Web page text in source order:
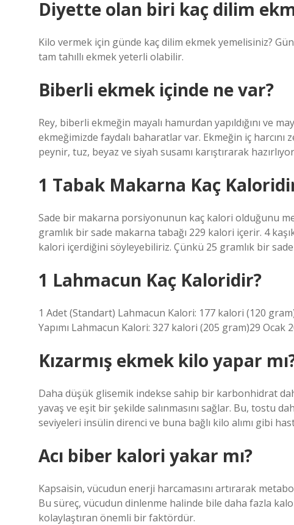
Diyette olan biri kaç dilim
Kilo vermek için günde kaç dilim ekmek yemelisiniz?
tam tahıllı ekmek yeterli olabilir.
Biberli ekmek içinde ne var?
Rey, biberli ekmeğin mayalı hamurdan yapıldığını ve
ekmeğimizde faydalı baharatlar var. Ekmeğin iç harcını
peynir, tuz, beyaz ve siyah susamı karıştırarak
1 Tabak Makarna Kaç
Sade bir makarna porsiyonunun kaç kalori olduğunu
gramlık bir sade makarna tabağı 229 kalori içerir. 4
kalori içerdiğini söyleyebiliriz. Çünkü 25 gramlık bir
1 Lahmacun Kaç Kaloridir?
1 Adet (Standart) Lahmacun Kalori: 177 kalori (120
Yapımı Lahmacun Kalori: 327 kalori (205 gram)29 Ocak
Kızarmış ekmek kilo yapar
Daha düşük glisemik indekse sahip bir karbonhidrat
yavaş ve eşit bir şekilde salınmasını sağlar. Bu, tostu
seviyeleri insülin direnci ve buna bağlı kilo alımı gibi
Acı biber kalori yakar mı?
Kapsaisin, vücudun enerji harcamasını artırarak
Bu süreç, vücudun dinlenme halinde bile daha fazla
kolaylaştıran önemli bir faktördür.